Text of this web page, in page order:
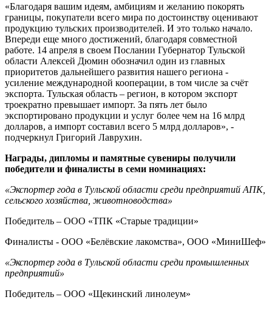
«Благодаря вашим идеям, амбициям и желанию покорять
границы, покупатели всего мира по достоинству оценивают
продукцию тульских производителей. И это только начало.
Впереди еще много достижений, благодаря совместной
работе. 14 апреля в своем Послании Губернатор Тульской
области Алексей Дюмин обозначил один из главных
приоритетов дальнейшего развития нашего региона -
усиление международной кооперации, в том числе за счёт
экспорта. Тульская область – регион, в котором экспорт
троекратно превышает импорт. За пять лет было
экспортировано продукции и услуг более чем на 16 млрд
долларов, а импорт составил всего 5 млрд долларов», -
подчеркнул Григорий Лаврухин.
Награды, дипломы и памятные сувениры получили
победители и финалисты в семи номинациях:
«Экспортер года в Тульской области среди предприятий АПК,
сельского хозяйства, животноводства»
Победитель – ООО «ТПК «Старые традиции»
Финалисты - ООО «Белёвские лакомства», ООО «МиниШеф»
«Экспортер года в Тульской области среди промышленных
предприятий»
Победитель – ООО «Щекинский линолеум»